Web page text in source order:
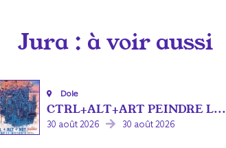
Jura : à voir aussi
Dole
CTRL+ALT+ART PEINDRE L...
30 août 2026 30 août 2026